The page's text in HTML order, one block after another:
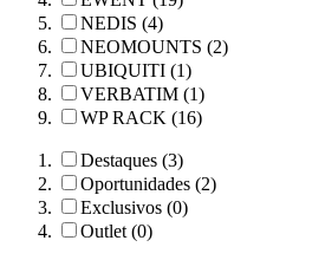
NEDIS (4)
NEOMOUNTS (2)
UBIQUITI (1)
VERBATIM (1)
WP RACK (16)
Destaques (3)
Oportunidades (2)
Exclusivos (0)
Outlet (0)